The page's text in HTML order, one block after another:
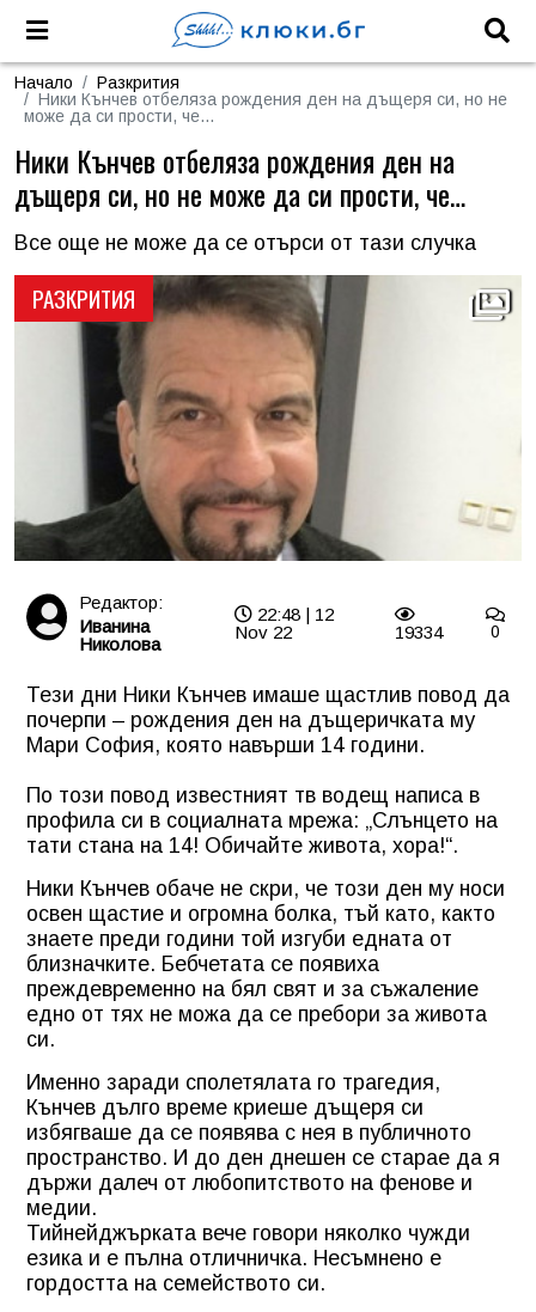
Начало
Разкрития
Ники Кънчев отбеляза рождения ден на дъщеря си, но не
може да си прости, че…
РАЗКРИТИЯ
Ники Кънчев отбеляза рождения ден на
дъщеря си, но не може да си прости, че…
Все още не може да се отърси от тази случка
Редактор:
Иванина
Николова
22:48 | 12
Nov 22
19334 0
Тези дни Ники Кънчев имаше щастлив повод да
почерпи – рождения ден на дъщеричката му
Мари София, която навърши 14 години.
По този повод известният тв водещ написа в
профила си в социалната мрежа: „Слънцето на
тати стана на 14! Обичайте живота, хора!“.
Ники Кънчев обаче не скри, че този ден му носи
освен щастие и огромна болка, тъй като, както
знаете преди години той изгуби едната от
близначките. Бебчетата се появиха
преждевременно на бял свят и за съжаление
едно от тях не можа да се пребори за живота
си.
Именно заради сполетялата го трагедия,
Кънчев дълго време криеше дъщеря си
избягваше да се появява с нея в публичното
пространство. И до ден днешен се старае да я
държи далеч от любопитството на фенове и
медии.
Тийнейджърката вече говори няколко чужди
езика и е пълна отличничка. Несъмнено е
гордостта на семейството си.